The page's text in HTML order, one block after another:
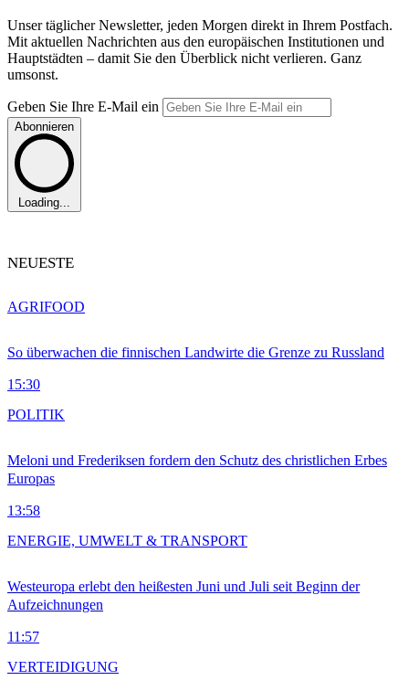
Unser täglicher Newsletter, jeden Morgen direkt in Ihrem Postfach.
Mit aktuellen Nachrichten aus den europäischen Institutionen und
Hauptstädten – damit Sie den Überblick nicht verlieren. Ganz
umsonst.
Geben Sie Ihre E-Mail ein
Abonnieren
Loading...
NEUESTE
So überwachen die finnischen Landwirte die Grenze zu Russland
15:30
AGRIFOOD
Meloni und Frederiksen fordern den Schutz des christlichen Erbes
Europas
13:58
POLITIK
Westeuropa erlebt den heißesten Juni und Juli seit Beginn der
Aufzeichnungen
11:57
ENERGIE, UMWELT & TRANSPORT
VERTEIDIGUNG